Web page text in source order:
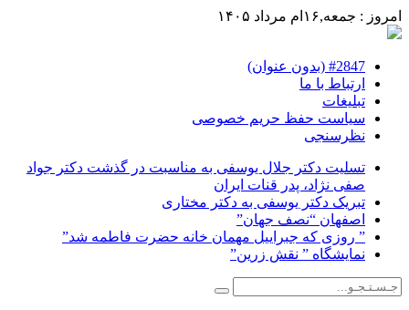
امروز : جمعه,۱۶ام مرداد ۱۴۰۵
#2847 (بدون عنوان)
ارتباط با ما
تبلیغات
سیاست حفظ حریم خصوصی
نظرسنجی
تسلیت دکتر جلال یوسفی به مناسبت در گذشت دکتر جواد
صفی نژاد، پدر قنات ایران
تبریک دکتر یوسفی به دکتر مختاری
اصفهان “نصف جهان”
” روزی که جبراییل مهمان خانه حضرت فاطمه شد”
نمایشگاه ” نقش زرین”